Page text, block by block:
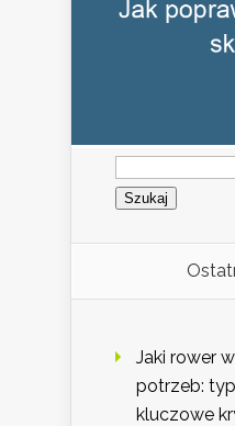
Szukaj:
Jaki rower
potrzeb:
kluczowe